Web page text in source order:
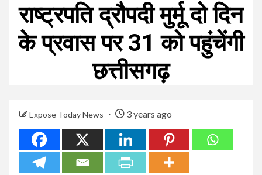
राष्ट्रपति द्रौपदी मुर्मू दो दिन
के प्रवास पर 31 को पहुंचेंगी
छत्तीसगढ़
Expose Today News 3 years ago